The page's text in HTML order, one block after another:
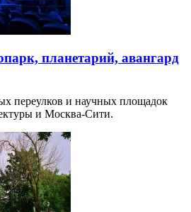
планетарий, авангард
переулков и научных площадок
и Москва-Сити.